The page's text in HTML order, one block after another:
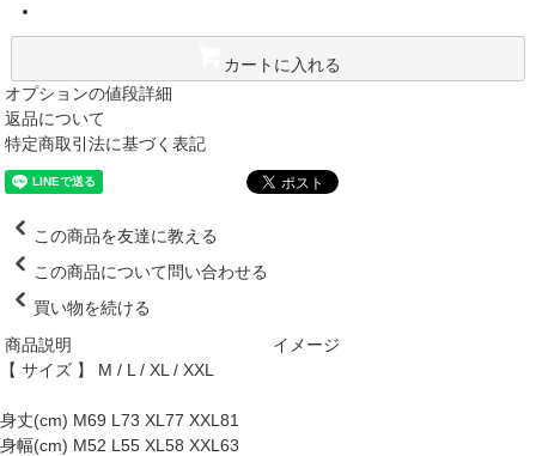
カートに入れる
オプションの値段詳細
返品について
特定商取引法に基づく表記
この商品を友達に教える
この商品について問い合わせる
買い物を続ける
商品説明
イメージ
【 サイズ 】 M / L / XL / XXL
身丈(cm) M69 L73 XL77 XXL81
身幅(cm) M52 L55 XL58 XXL63